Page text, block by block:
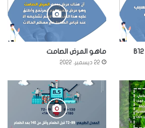
ماهو المرض الصامت
22 ديسمبر، 2022